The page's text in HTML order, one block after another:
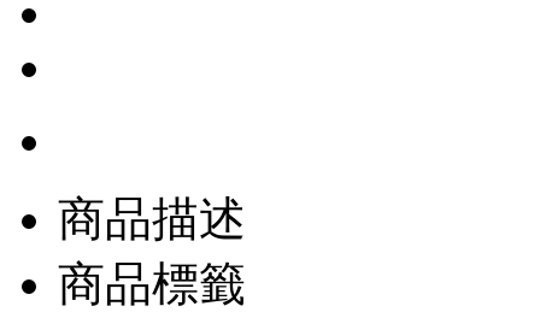
商品描述
商品標籤